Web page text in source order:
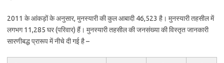
2011 के आंकड़ों के अनुसार, मुनस्यारी की कुल आबादी 46,523 है। मुनस्यारी तहसील में
लगभग 11,285 घर (परिवार) हैं। मुनस्यारी तहसील की जनसंख्या की विस्तृत जानकारी
सारणीबद्ध प्रारूप में नीचे दी गई है –